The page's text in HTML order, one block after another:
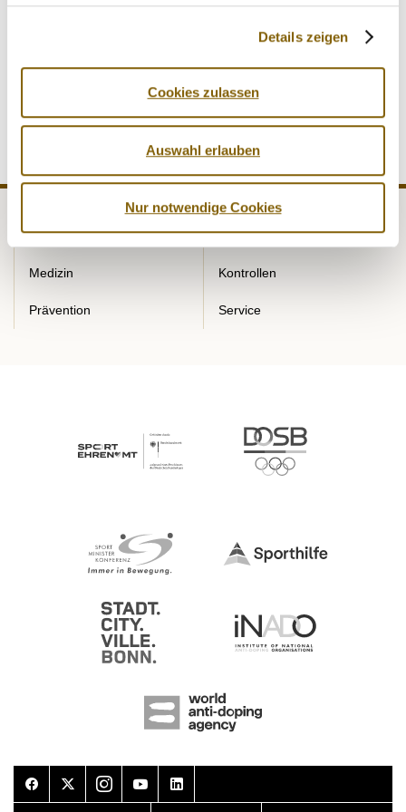
Details zeigen
Cookies zulassen
Auswahl erlauben
Nur notwendige Cookies
förderungswürdig sei, weil der Sport in die Gesellschaft
hineinwirke. Deshalb komme der NADA eine große
NADA Recht
Medizin Kontrollen
Prävention Service
FacebookTwitterInstagramYoutubeLinkedIn